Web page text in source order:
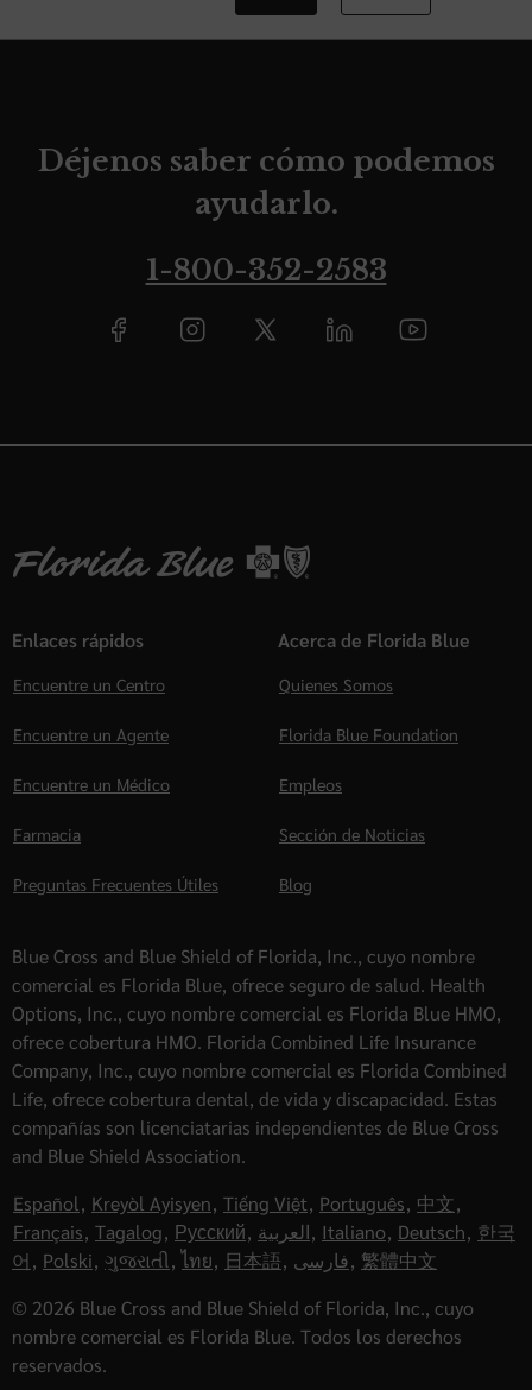
Déjenos saber cómo podemos
ayudarlo.
1-800-352-2583
Enlaces rápidos
Encuentre un Centro
Encuentre un Agente
Encuentre un Médico
Farmacia
Preguntas Frecuentes Útiles
Acerca de Florida Blue
Quienes Somos
Florida Blue Foundation
Empleos
Sección de Noticias
Blog
Blue Cross and Blue Shield of Florida, Inc., cuyo nombre
comercial es Florida Blue, ofrece seguro de salud. Health
Options, Inc., cuyo nombre comercial es Florida Blue HMO,
ofrece cobertura HMO. Florida Combined Life Insurance
Company, Inc., cuyo nombre comercial es Florida Combined
Life, ofrece cobertura dental, de vida y discapacidad. Estas
compañías son licenciatarias independientes de Blue Cross
and Blue Shield Association.
Español, Kreyòl Ayisyen, Tiếng Việt, Português, 中文,
Français, Tagalog, Русский, العربية, Italiano, Deutsch, 한국
어, Polski, ગુજરાતી, ไทย, 日本語, فارسی, 繁體中文
© 2026 Blue Cross and Blue Shield of Florida, Inc., cuyo
nombre comercial es Florida Blue. Todos los derechos
reservados.